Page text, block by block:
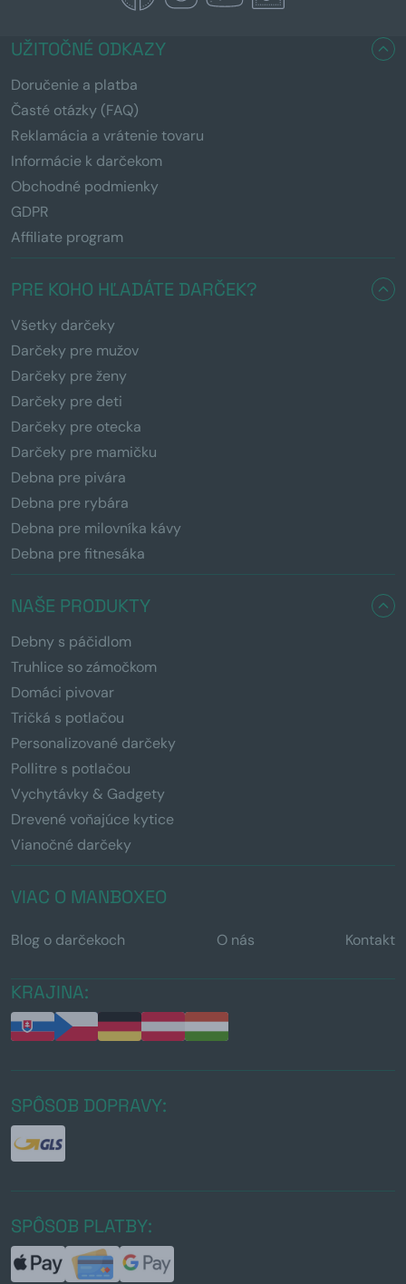
UŽITOČNÉ ODKAZY
Doručenie a platba
Časté otázky (FAQ)
Reklamácia a vrátenie tovaru
Informácie k darčekom
Obchodné podmienky
GDPR
Affiliate program
PRE KOHO HĽADÁTE DARČEK?
Všetky darčeky
Darčeky pre mužov
Darčeky pre ženy
Darčeky pre deti
Darčeky pre otecka
Darčeky pre mamičku
Debna pre pivára
Debna pre rybára
Debna pre milovníka kávy
Debna pre fitnesáka
NAŠE PRODUKTY
Debny s páčidlom
Truhlice so zámočkom
Domáci pivovar
Tričká s potlačou
Personalizované darčeky
Pollitre s potlačou
Vychytávky & Gadgety
Drevené voňajúce kytice
Vianočné darčeky
VIAC O MANBOXEO
Blog o darčekoch O nás Kontakt
KRAJINA:
SPÔSOB DOPRAVY:
SPÔSOB PLATBY: